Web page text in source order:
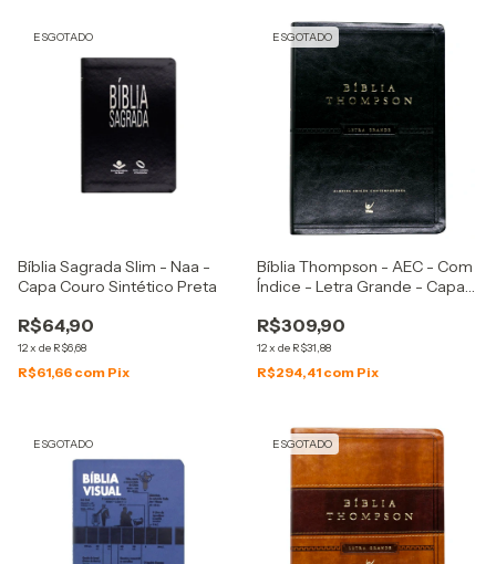
ESGOTADO
Bíblia Sagrada Slim - Naa -
Capa Couro Sintético Preta
R$64,90
12x de R$6,68
R$61,66 com Pix
ESGOTADO
Bíblia Thompson - AEC - Com
Índice - Letra Grande - Capa
R$309,90
12x de R$31,88
R$294,41 com Pix
ESGOTADO ESGOTADO